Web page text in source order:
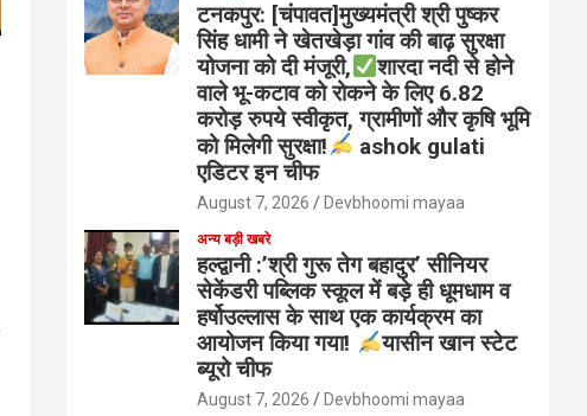
टनकपुर: [चंपावत]मुख्यमंत्री श्री पुष्कर
सिंह धामी ने खेतखेड़ा गांव की बाढ़ सुरक्षा
योजना को दी मंजूरी,
शारदा नदी से होने
वाले भू-कटाव को रोकने के लिए 6.82
करोड़ रुपये स्वीकृत, ग्रामीणों और कृषि भूमि
को मिलेगी सुरक्षा!
ashok gulati
एडिटर इन चीफ
August 7, 2026 Devbhoomi mayaa
अन्य बड़ी खबरे
हल्द्वानी :’श्री गुरू तेग बहादुर’ सीनियर
सेकेंडरी पब्लिक स्कूल में बड़े ही धूमधाम व
हर्षोउल्लास के साथ एक कार्यक्रम का
आयोजन किया गया!
यासीन खान स्टेट
ब्यूरो चीफ
August 7, 2026 Devbhoomi mayaa